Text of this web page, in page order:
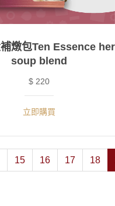
燉包Ten Essence
soup blend
$ 220
立即購買
15 16 17 18